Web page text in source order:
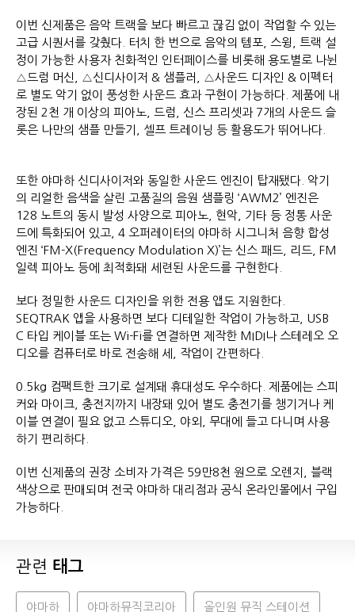
이번 신제품은 음악 트랙을 보다 빠르고 끊김 없이 작업할 수 있는
고급 시퀀서를 갖췄다. 터치 한 번으로 음악의 템포, 스윙, 트랙 설
정이 가능한 사용자 친화적인 인터페이스를 비롯해 용도별로 나뉜
△드럼 머신, △신디사이저 & 샘플러, △사운드 디자인 & 이펙터
로 별도 악기 없이 풍성한 사운드 효과 구현이 가능하다. 제품에 내
장된 2천 개 이상의 피아노, 드럼, 신스 프리셋과 7개의 사운드 슬
롯은 나만의 샘플 만들기, 셀프 트레이닝 등 활용도가 뛰어나다.
또한 야마하 신디사이저와 동일한 사운드 엔진이 탑재됐다. 악기
의 리얼한 음색을 살린 고품질의 음원 샘플링 ‘AWM2’ 엔진은
128 노트의 동시 발성 사양으로 피아노, 현악, 기타 등 정통 사운
드에 특화되어 있고, 4 오퍼레이터의 야마하 시그니처 음향 합성
엔진 ‘FM-X(Frequency Modulation X)’는 신스 패드, 리드, FM
일렉 피아노 등에 최적화돼 세련된 사운드를 구현한다.
보다 정밀한 사운드 디자인을 위한 전용 앱도 지원한다.
SEQTRAK 앱을 사용하면 보다 디테일한 작업이 가능하고, USB
C 타입 케이블 또는 Wi-Fi를 연결하면 제작한 MIDI나 스테레오 오
디오를 컴퓨터로 바로 전송해 세, 작업이 간편하다.
0.5kg 컴팩트한 크기로 설계돼 휴대성도 우수하다. 제품에는 스피
커와 마이크, 충전지까지 내장돼 있어 별도 충전기를 챙기거나 케
이블 연결이 필요 없고 스튜디오, 야외, 무대에 들고 다니며 사용
하기 편리하다.
이번 신제품의 권장 소비자 가격은 59만8천 원으로 오렌지, 블랙
색상으로 판매되며 전국 야마하 대리점과 공식 온라인몰에서 구입
가능하다.
관련 태그
야마하 야마하뮤직코리아 올인원 뮤직 스테이션